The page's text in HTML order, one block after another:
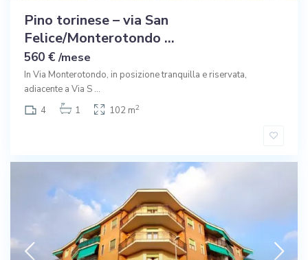
Pino torinese – via San
Felice/Monterotondo ...
560 €/mese
In Via Monterotondo, in posizione tranquilla e riservata,
adiacente a Via S ...
4
1 102 m2